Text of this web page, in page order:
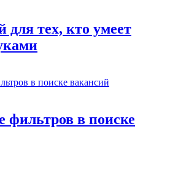
для тех, кто умеет
фильтров в поиске